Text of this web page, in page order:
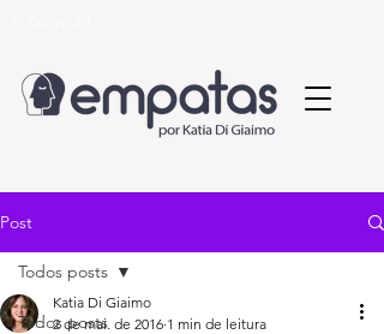
Post
Todos posts
Todos posts
Katia Di Giaimo
2 de mai. de 2016 1 min de leitura